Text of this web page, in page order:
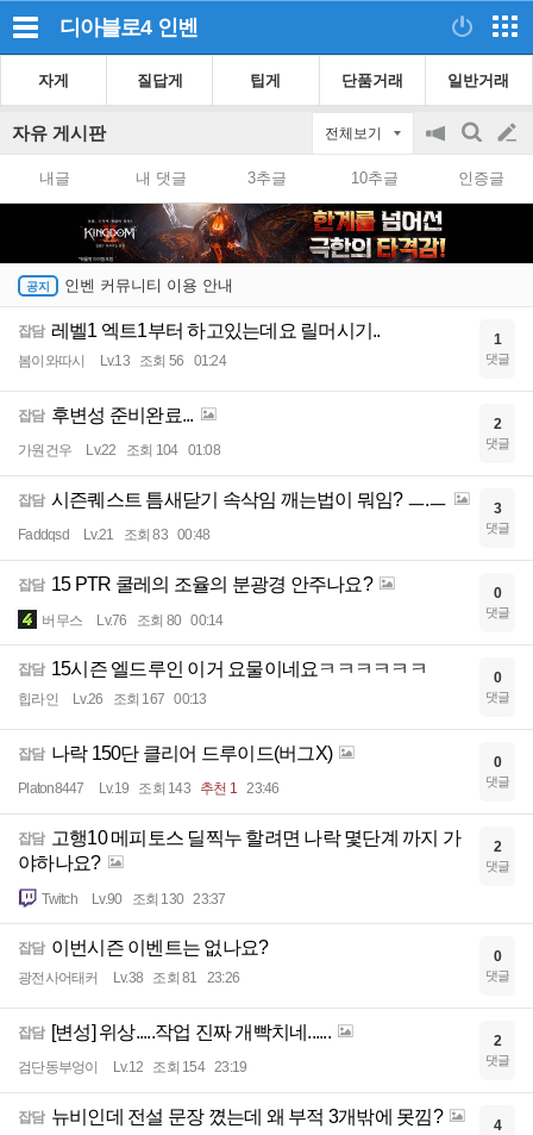
디아블로4 인벤
자게 질답게 팁게 단품거래 일반거래
자유 게시판 전체보기
공
on/off
검
색
글
쓰
내글 내 댓글 3추글 10추글 인증글
인벤 커뮤니티 이용 안내
잡담 레벨1 엑트1부터 하고있는데요 릴머시기..
봄이와따시 Lv.13 조회 56 01:24
1
댓글
잡담 후변성 준비완료...
가원건우 Lv.22 조회 104 01:08
2
댓글
잡담 시즌퀘스트 틈새닫기 속삭임 깨는법이 뭐임? ㅡ.ㅡ
Faddqsd Lv.21 조회 83 00:48
3
댓글
잡담 15 PTR 쿨레의 조율의 분광경 안주나요?
버무스 Lv.76 조회 80 00:14
0
댓글
잡담 15시즌 엘드루인 이거 요물이네요ㅋㅋㅋㅋㅋㅋ
힙라인 Lv.26 조회 167 00:13
0
댓글
잡담 나락 150단 클리어 드루이드(버그X)
Platon8447 Lv.19 조회 143 추천 1 23:46
0
댓글
잡담 고행10 메피토스 딜찍누 할려면 나락 몇단계 까지 가
야하나요?
Twitch Lv.90 조회 130 23:37
2
댓글
잡담 이번시즌 이벤트는 없나요?
광전사어태커 Lv.38 조회 81 23:26
0
댓글
잡담 [변성] 위상.....작업 진짜 개빡치네......
검단동부엉이 Lv.12 조회 154 23:19
2
댓글
잡담 뉴비인데 전설 문장 꼈는데 왜 부적 3개밖에 못낌? 4